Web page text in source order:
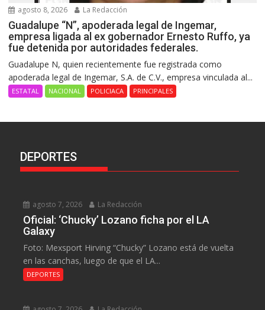
agosto 8, 2026 La Redacción
Guadalupe “N”, apoderada legal de Ingemar,
empresa ligada al ex gobernador Ernesto Ruffo, ya
fue detenida por autoridades federales.
Guadalupe N, quien recientemente fue registrada como
apoderada legal de Ingemar, S.A. de C.V., empresa vinculada al...
ESTATAL NACIONAL POLICIACA PRINCIPALES
DEPORTES
agosto 7, 2026 La Redacción
Oficial: ‘Chucky’ Lozano ficha por el LA
Galaxy
Foto: Mexsport Hirving “Chucky” Lozano está de vuelta
en las canchas, luego de que el LA...
DEPORTES